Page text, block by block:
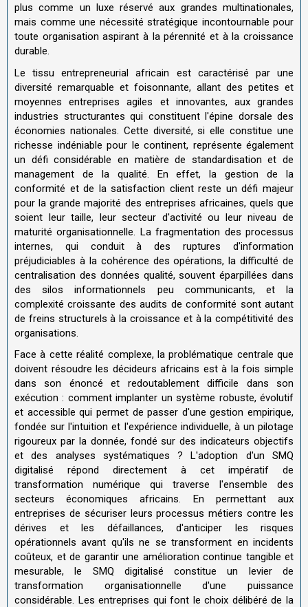
plus comme un luxe réservé aux grandes multinationales,
mais comme une nécessité stratégique incontournable pour
toute organisation aspirant à la pérennité et à la croissance
durable.
Le tissu entrepreneurial africain est caractérisé par une
diversité remarquable et foisonnante, allant des petites et
moyennes entreprises agiles et innovantes, aux grandes
industries structurantes qui constituent l'épine dorsale des
économies nationales. Cette diversité, si elle constitue une
richesse indéniable pour le continent, représente également
un défi considérable en matière de standardisation et de
management de la qualité. En effet, la gestion de la
conformité et de la satisfaction client reste un défi majeur
pour la grande majorité des entreprises africaines, quels que
soient leur taille, leur secteur d'activité ou leur niveau de
maturité organisationnelle. La fragmentation des processus
internes, qui conduit à des ruptures d'information
préjudiciables à la cohérence des opérations, la difficulté de
centralisation des données qualité, souvent éparpillées dans
des silos informationnels peu communicants, et la
complexité croissante des audits de conformité sont autant
de freins structurels à la croissance et à la compétitivité des
organisations.
Face à cette réalité complexe, la problématique centrale que
doivent résoudre les décideurs africains est à la fois simple
dans son énoncé et redoutablement difficile dans son
exécution : comment implanter un système robuste, évolutif
et accessible qui permet de passer d'une gestion empirique,
fondée sur l'intuition et l'expérience individuelle, à un pilotage
rigoureux par la donnée, fondé sur des indicateurs objectifs
et des analyses systématiques ? L'adoption d'un SMQ
digitalisé répond directement à cet impératif de
transformation numérique qui traverse l'ensemble des
secteurs économiques africains. En permettant aux
entreprises de sécuriser leurs processus métiers contre les
dérives et les défaillances, d'anticiper les risques
opérationnels avant qu'ils ne se transforment en incidents
coûteux, et de garantir une amélioration continue tangible et
mesurable, le SMQ digitalisé constitue un levier de
transformation organisationnelle d'une puissance
considérable. Les entreprises qui font le choix délibéré de la